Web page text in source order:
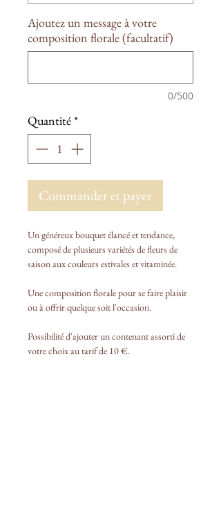
Ajoutez un message à votre
composition florale (facultatif)
0/500
Quantité*
Commander et payer
Un généreux bouquet élancé et tendance,
composé de plusieurs variétés de fleurs de
saison aux couleurs estivales et vitaminée.
Une composition florale pour se faire plaisir
ou à offrir quelque soit l'occasion.
Possibilité d'ajouter un contenant assorti de
votre choix au tarif de 10 €.